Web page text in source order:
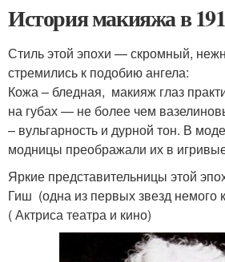
История макияжа в
Стиль этой эпохи — скромный,
стремились к подобию ангела:
Кожа – бледная, макияж глаз
на губах — не более чем
– вульгарность и дурной тон. В
модницы преображали их в
Яркие представительницы этой
Гиш (одна из первых звезд немого
( Актриса театра и кино)